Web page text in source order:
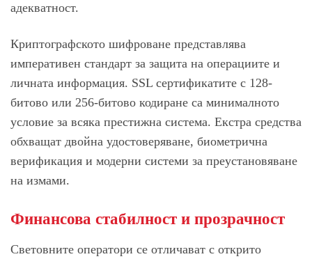
адекватност.
Криптографското шифроване представлява
императивен стандарт за защита на операциите и
личната информация. SSL сертификатите с 128-
битово или 256-битово кодиране са минималното
условие за всяка престижна система. Екстра средства
обхващат двойна удостоверяване, биометрична
верификация и модерни системи за преустановяване
на измами.
Финансова стабилност и прозрачност
Световните оператори се отличават с открито